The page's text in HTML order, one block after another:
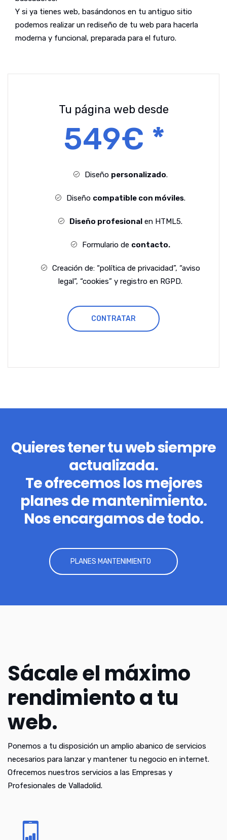
Y si ya tienes web, basándonos en tu antiguo sitio
podemos realizar un rediseño de tu web para hacerla
moderna y funcional, preparada para el futuro.
Tu página web desde
549€ *
Diseño personalizado.
Diseño compatible con móviles.
Diseño profesional en HTML5.
Formulario de contacto.
Creación de: “política de privacidad”, “aviso
legal”, “cookies” y registro en RGPD.
CONTRATAR
Quieres tener tu web siempre
actualizada.
Te ofrecemos los mejores
planes de mantenimiento.
Nos encargamos de todo.
PLANES MANTENIMIENTO
Sácale el máximo
rendimiento a tu
web.
Ponemos a tu disposición un amplio abanico de servicios
necesarios para lanzar y mantener tu negocio en internet.
Ofrecemos nuestros servicios a las Empresas y
Profesionales de Valladolid.